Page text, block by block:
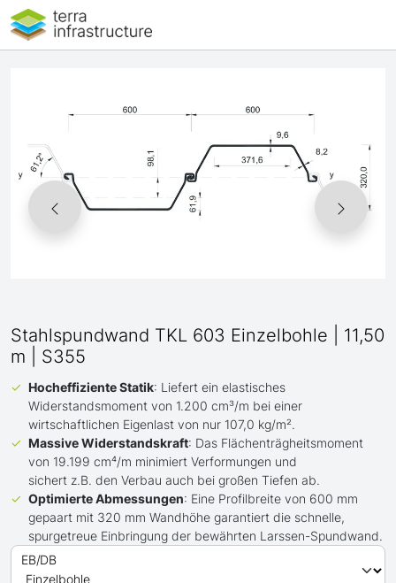
Stahlspundwand TKL 603 Einzelbohle | 11,50
m | S355
Hocheffiziente Statik: Liefert ein elastisches
Widerstandsmoment von 1.200 cm³/m bei einer
wirtschaftlichen Eigenlast von nur 107,0 kg/m².
Massive Widerstandskraft: Das Flächenträgheitsmoment
von 19.199 cm⁴/m minimiert Verformungen und
sichert z.B. den Verbau auch bei großen Tiefen ab.
Optimierte Abmessungen: Eine Profilbreite von 600 mm
gepaart mit 320 mm Wandhöhe garantiert die schnelle,
spurgetreue Einbringung der bewährten Larssen-Spundwand.
EB/DB